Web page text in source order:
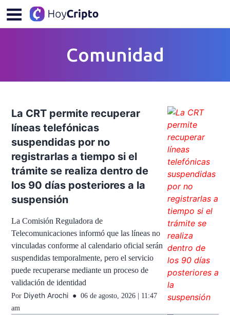
Comunidad
La CRT permite recuperar
líneas telefónicas
suspendidas por no
registrarlas a tiempo si el
trámite se realiza dentro de
los 90 días posteriores a la
suspensión
La Comisión Reguladora de
Telecomunicaciones informó que las líneas no
vinculadas conforme al calendario oficial serán
suspendidas temporalmente, pero el servicio
puede recuperarse mediante un proceso de
validación de identidad
Por Diyeth Arochi
06 de agosto, 2026 | 11:47
am